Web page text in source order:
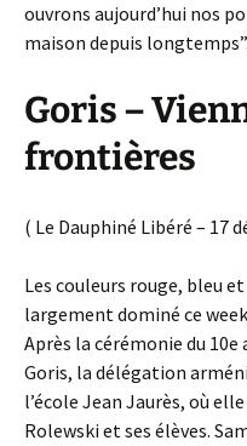
ouvrons aujourd’hui nos
maison depuis longtemps”.
Goris –
frontières
( Le Dauphiné Libéré – 17
Les couleurs rouge, bleu
largement dominé ce
Après la cérémonie du
Goris, la délégation
l’école Jean Jaurès, où
Rolewski et ses élèves.